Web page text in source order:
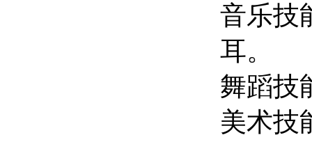
音乐技
耳。
舞蹈技
美术技